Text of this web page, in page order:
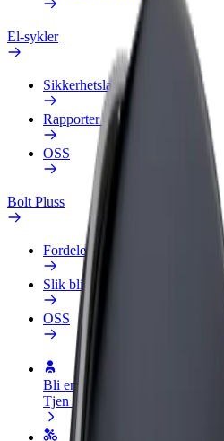
El-sykler
Sikkerhetslab
Rapporter et problem
OSS
Bolt Pluss
Fordeler
Slik blir du med
OSS
Bli en sjåfør
Tjen penger på egne vilkår